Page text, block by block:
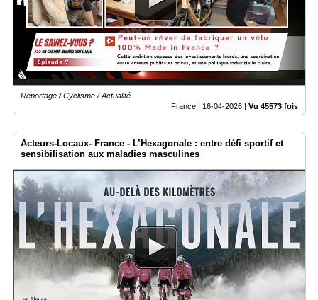
Reportage / Cyclisme / Actualité
France | 16-04-2026 Vu 45573 fois
Acteurs-Locaux- France - L’Hexagonale : entre défi sportif et
sensibilisation aux maladies masculines